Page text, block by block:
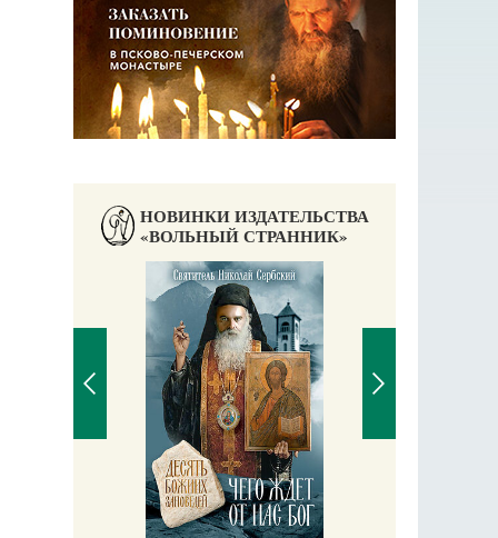
НОВИНКИ ИЗДАТЕЛЬСТВА
«ВОЛЬНЫЙ СТРАННИК»
Екатерина Баканова